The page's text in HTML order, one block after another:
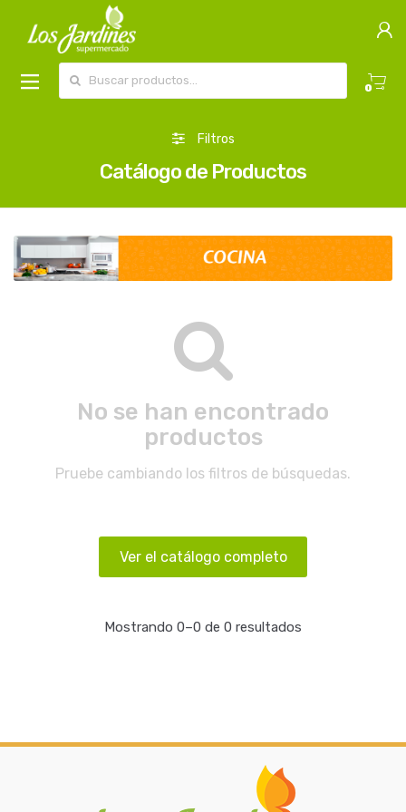
0
Filtros
Catálogo de Productos
No se han encontrado
productos
Pruebe cambiando los filtros de búsquedas.
Ver el catálogo completo
Mostrando 0–0 de 0 resultados